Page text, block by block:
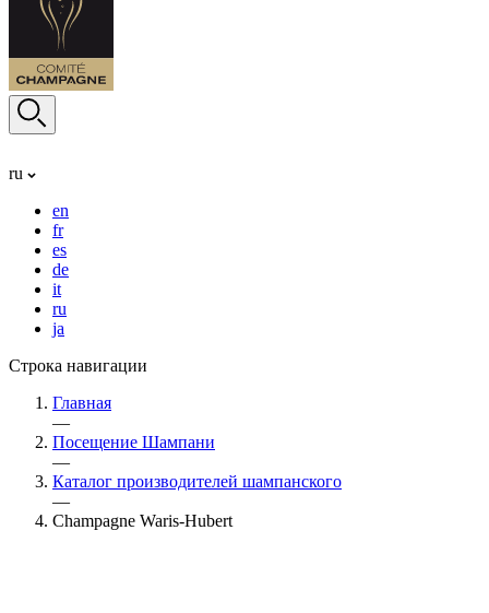
ru
en
fr
es
de
it
ru
ja
Строка навигации
Главная
—
Посещение Шампани
—
Каталог производителей шампанского
—
Champagne Waris-Hubert